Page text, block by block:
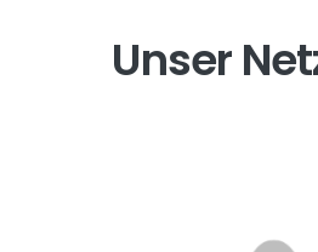
Unser